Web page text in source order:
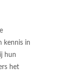
kennis in
hun
het